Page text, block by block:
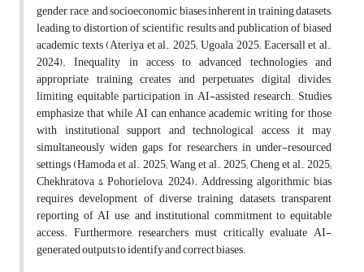
gender, race, and socioeconomic biases inherent in training datasets,
leading to distortion of scientific results and publication of biased
academic texts (Ateriya et al., 2025; Ugoala, 2025; Eacersall et al.,
2024). Inequality in access to advanced technologies and
appropriate training creates and perpetuates digital divides,
limiting equitable participation in AI-assisted research. Studies
emphasize that while AI can enhance academic writing for those
with institutional support and technological access, it may
simultaneously widen gaps for researchers in under-resourced
settings (Hamoda et al., 2025; Wang et al., 2025; Cheng et al., 2025;
Chekhratova & Pohorielova, 2024). Addressing algorithmic bias
requires development of diverse training datasets, transparent
reporting of AI use, and institutional commitment to equitable
access. Furthermore, researchers must critically evaluate AI-
generated outputs to identify and correct biases.